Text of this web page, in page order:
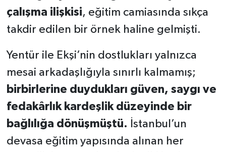
çalışma ilişkisi, eğitim camiasında sıkça
takdir edilen bir örnek haline gelmişti.
Yentür ile Ekşi’nin dostlukları yalnızca
mesai arkadaşlığıyla sınırlı kalmamış;
birbirlerine duydukları güven, saygı ve
fedakârlık kardeşlik düzeyinde bir
bağlılığa dönüşmüştü. İstanbul’un
devasa eğitim yapısında alınan her